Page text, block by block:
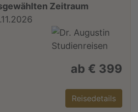
Zeitraum
ab € 399
Reisedetails